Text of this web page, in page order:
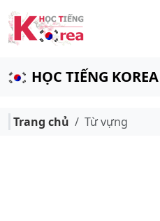
HỌC TIẾNG KOREA
Trang chủ Từ vựng